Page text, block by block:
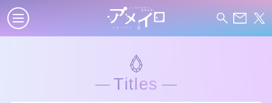
Titles